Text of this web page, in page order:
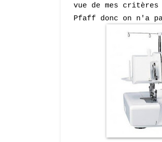
vue de mes
Pfaff donc on n ' a